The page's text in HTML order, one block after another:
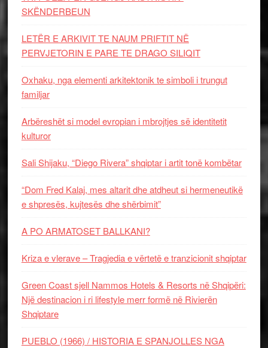
SKËNDERBEUN
LETËR E ARKIVIT TE NAUM PRIFTIT NË
PERVJETORIN E PARE TE DRAGO SILIQIT
Oxhaku, nga elementi arkitektonik te simboli i trungut
familjar
Arbëreshët si model evropian i mbrojtjes së identitetit
kulturor
Sali Shijaku, “Diego Rivera” shqiptar i artit tonë kombëtar
“Dom Fred Kalaj, mes altarit dhe atdheut si hermeneutikë
e shpresës, kujtesës dhe shërbimit”
A PO ARMATOSET BALLKANI?
Kriza e vlerave – Tragjedia e vërtetë e tranzicionit shqiptar
Green Coast sjell Nammos Hotels & Resorts në Shqipëri:
Një destinacion i ri lifestyle merr formë në Rivierën
Shqiptare
PUEBLO (1966) / HISTORIA E SPANJOLLES NGA